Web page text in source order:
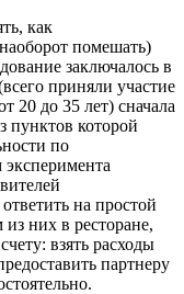
как
помешать)
заключалось в
приняли участие
20 до 35 лет) сначала
пунктов которой
по
на простой
них в ресторане,
взять расходы
партнеру